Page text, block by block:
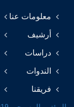
معلومات عنا
أرشيف
دراسات
الندوات
فريقنا